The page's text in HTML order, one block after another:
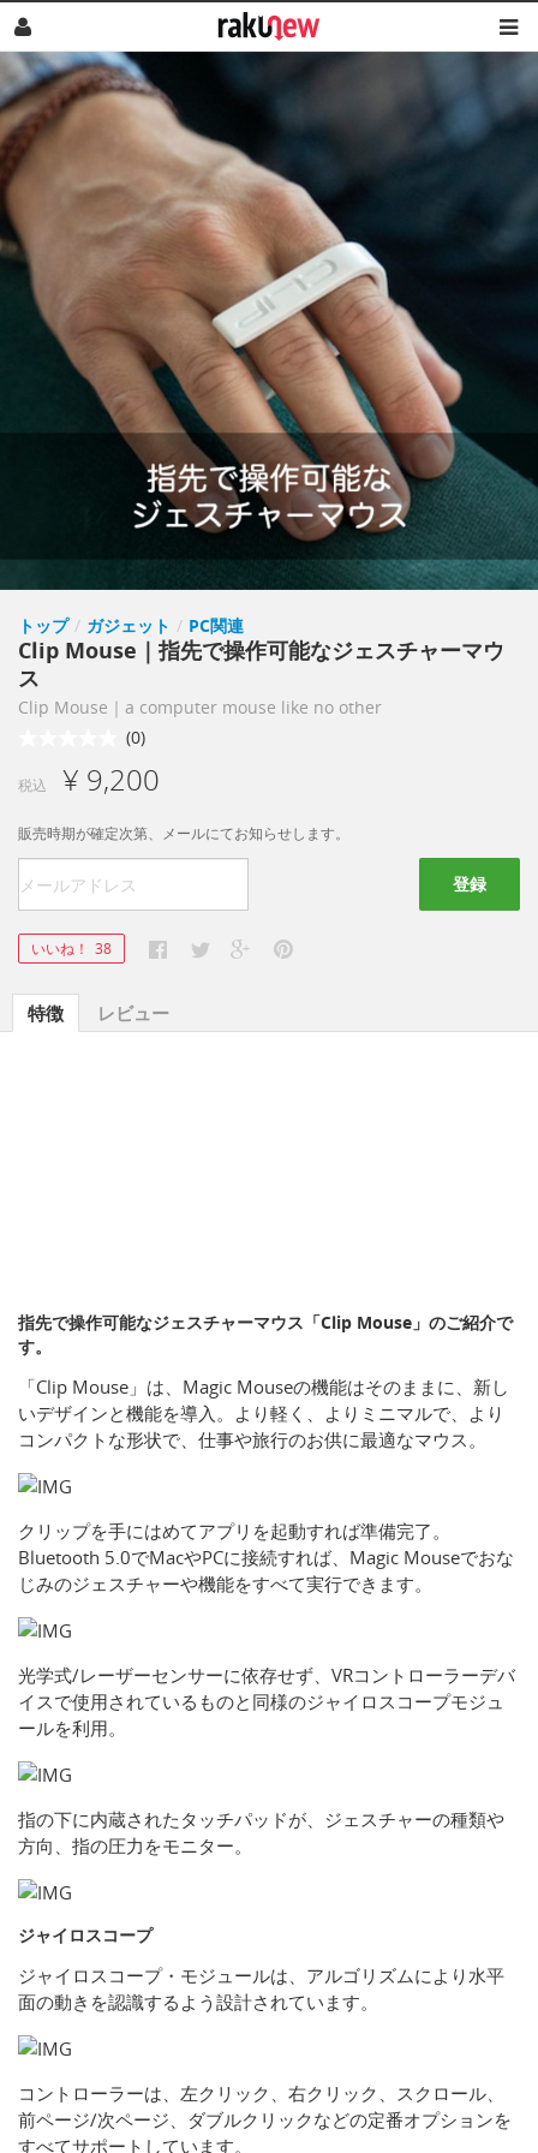
トップ / ガジェット / PC関連
Clip Mouse｜指先で操作可能なジェスチャーマウ
ス
Clip Mouse｜a computer mouse like no other
(0)
税込 ¥ 9,200
販売時期が確定次第、メールにてお知らせします。
登録
いいね！ 38
特徴 レビュー
指先で操作可能なジェスチャーマウス「Clip Mouse」のご紹介で
す。
「Clip Mouse」は、Magic Mouseの機能はそのままに、新し
いデザインと機能を導入。より軽く、よりミニマルで、より
コンパクトな形状で、仕事や旅行のお供に最適なマウス。
クリップを手にはめてアプリを起動すれば準備完了。
Bluetooth 5.0でMacやPCに接続すれば、Magic Mouseでおな
じみのジェスチャーや機能をすべて実行できます。
光学式/レーザーセンサーに依存せず、VRコントローラーデバ
イスで使用されているものと同様のジャイロスコープモジュ
ールを利用。
指の下に内蔵されたタッチパッドが、ジェスチャーの種類や
方向、指の圧力をモニター。
ジャイロスコープ
ジャイロスコープ・モジュールは、アルゴリズムにより水平
面の動きを認識するよう設計されています。
コントローラーは、左クリック、右クリック、スクロール、
前ページ/次ページ、ダブルクリックなどの定番オプションを
すべてサポートしています。